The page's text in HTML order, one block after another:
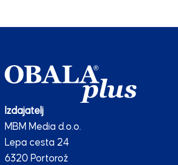
Izdajatelj
MBM Media d.o.o.
Lepa cesta 24
6320 Portorož